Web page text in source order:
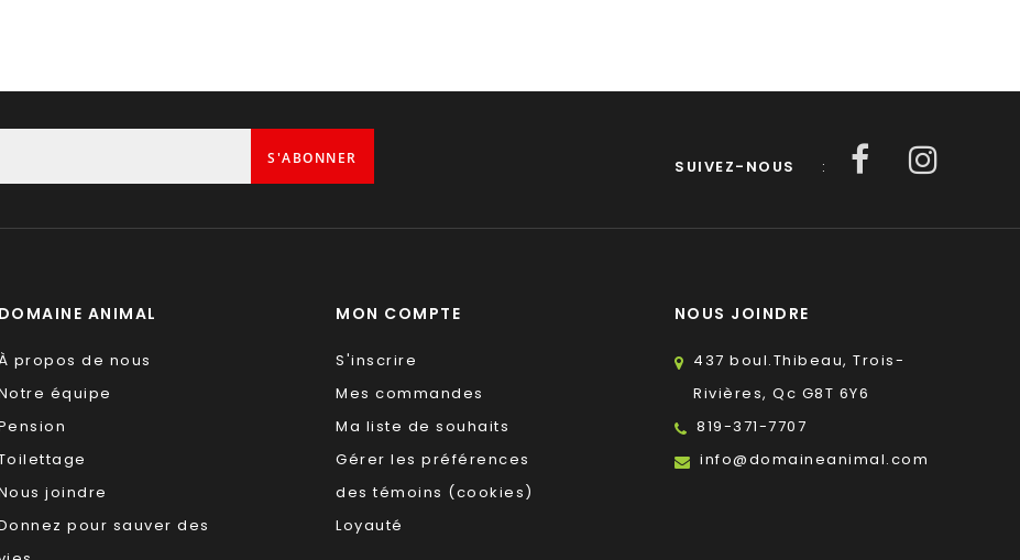
S'ABONNER SUIVEZ-NOUS :
DOMAINE ANIMAL
propos de nous
équipe
joindre
pour sauver des
MON COMPTE
S'inscrire
Mes commandes
Ma liste de souhaits
Gérer les préférences
des témoins (cookies)
Loyauté
NOUS JOINDRE
437 boul.Thibeau, Trois-
Rivières, Qc G8T 6Y6
819-371-7707
info@domaineanimal.com